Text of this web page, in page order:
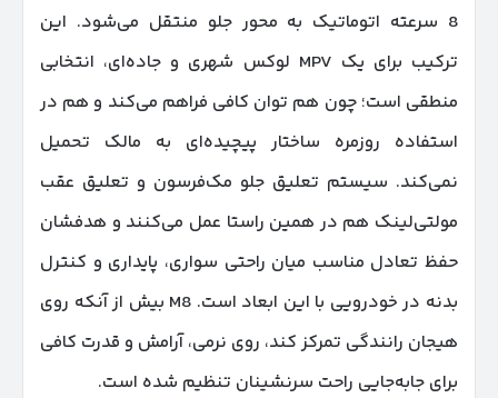
8 سرعته اتوماتیک به محور جلو منتقل می‌شود. این
ترکیب برای یک MPV لوکس شهری و جاده‌ای، انتخابی
منطقی است؛ چون هم توان کافی فراهم می‌کند و هم در
استفاده روزمره ساختار پیچیده‌ای به مالک تحمیل
نمی‌کند. سیستم تعلیق جلو مک‌فرسون و تعلیق عقب
مولتی‌لینک هم در همین راستا عمل می‌کنند و هدفشان
حفظ تعادل مناسب میان راحتی سواری، پایداری و کنترل
بدنه در خودرویی با این ابعاد است. M8 بیش از آنکه روی
هیجان رانندگی تمرکز کند، روی نرمی، آرامش و قدرت کافی
برای جابه‌جایی راحت سرنشینان تنظیم شده است.